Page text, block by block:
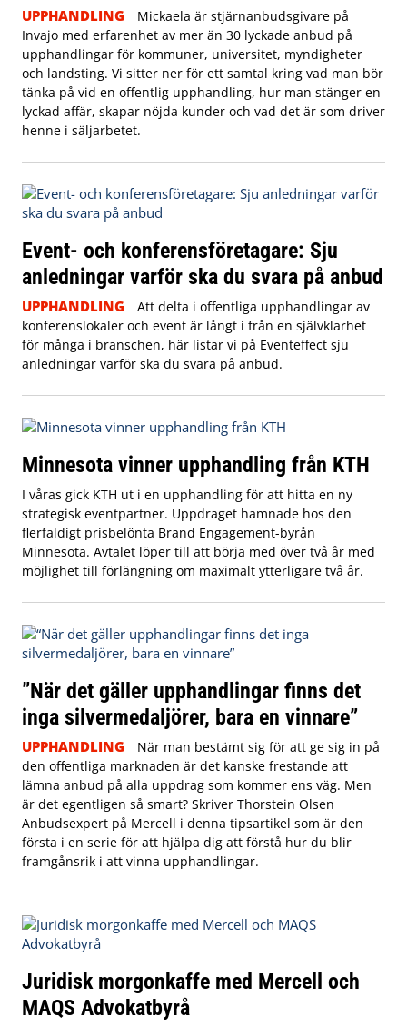
UPPHANDLING
Mickaela är stjärnanbudsgivare på
Invajo med erfarenhet av mer än 30 lyckade anbud på
upphandlingar för kommuner, universitet, myndigheter
och landsting. Vi sitter ner för ett samtal kring vad man bör
tänka på vid en offentlig upphandling, hur man stänger en
lyckad affär, skapar nöjda kunder och vad det är som driver
henne i säljarbetet.
Event- och konferensföretagare: Sju
anledningar varför ska du svara på anbud
UPPHANDLING
Att delta i offentliga upphandlingar av
konferenslokaler och event är långt i från en självklarhet
för många i branschen, här listar vi på Eventeffect sju
anledningar varför ska du svara på anbud.
Minnesota vinner upphandling från KTH
I våras gick KTH ut i en upphandling för att hitta en ny
strategisk eventpartner. Uppdraget hamnade hos den
flerfaldigt prisbelönta Brand Engagement-byrån
Minnesota. Avtalet löper till att börja med över två år med
möjlighet till förlängning om maximalt ytterligare två år.
”När det gäller upphandlingar finns det
inga silvermedaljörer, bara en vinnare”
UPPHANDLING
När man bestämt sig för att ge sig in på
den offentliga marknaden är det kanske frestande att
lämna anbud på alla uppdrag som kommer ens väg. Men
är det egentligen så smart? Skriver Thorstein Olsen
Anbudsexpert på Mercell i denna tipsartikel som är den
första i en serie för att hjälpa dig att förstå hur du blir
framgånsrik i att vinna upphandlingar.
Juridisk morgonkaffe med Mercell och
MAQS Advokatbyrå